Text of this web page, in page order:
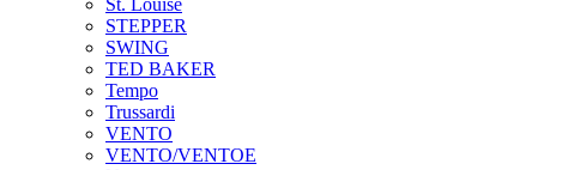
St. Louise
STEPPER
SWING
TED BAKER
Tempo
Trussardi
VENTO
VENTO/VENTOE